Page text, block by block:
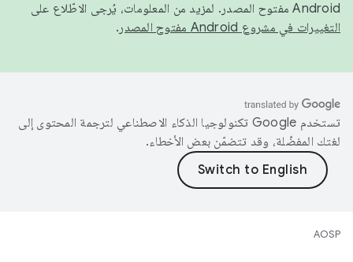
Android مفتوح المصدر. لمزيد من المعلومات، يُرجى الاطّلاع على
التغييرات في مشروع Android مفتوح المصدر
.
تستخدم Google تكنولوجيا الذكاء الاصطناعي لترجمة المحتوى إلى
لغتك المفضّلة، وقد تتضمّن بعض الأخطاء.
AOSP